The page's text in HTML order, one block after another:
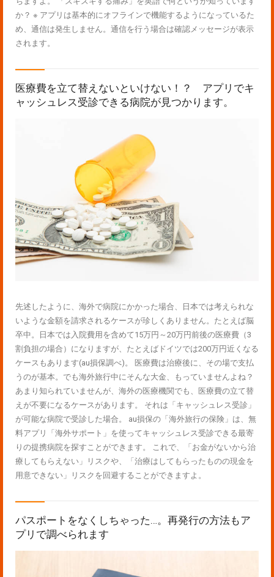
か？ ※ アプリは基本的にオフラインで機能するようになっているた
め、通信は発生しません。通信を行う場合は確認メッセージが表示
されます。
医療費を立て替えないといけない！？ アプリでキ
ャッシュレス受診できる病院が見つかります。
先述したように、海外で病院にかかった場合、日本では考えられな
いような金額を請求されるケースが珍しくありません。たとえば脳
卒中。日本では入院費用を含めて15万円～20万円前後の医療費（3
割負担の場合）になりますが、たとえばドイツでは200万円近くなる
ケースもあります(au損保調べ)。 医療費は治療後に、その場で支払
うのが基本。でも海外旅行中にそんな大金、もっていませんよね？
あまり知られていませんが、海外の医療機関でも、医療費の立て替
えが不要になるケースがあります。 それは「キャッシュレス受診」
が可能な病院で受診した場合。 au損保の「海外旅行の保険」は、無
料アプリ「海外サポート」を使ってキャッシュレス受診できる最寄
りの提携病院を探すことができます。 これで、「お金がないから治
療してもらえない」リスクや、「治療はしてもらったものの現金を
用意できない」リスクを回避することができますよ。
パスポートをなくしちゃった…。再発行の方法もア
プリで調べられます